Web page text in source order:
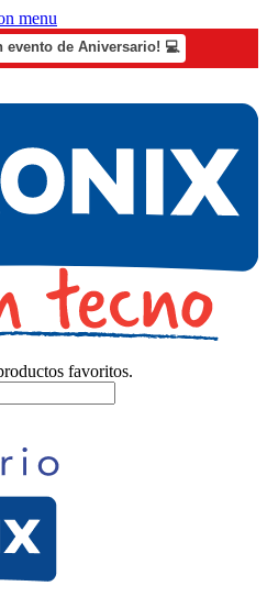
menu
evento de Aniversario! 💻
favoritos.